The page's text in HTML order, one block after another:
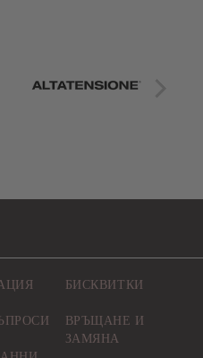
БИСКВИТКИ
ВРЪЩАНЕ И
ЗАМЯНА